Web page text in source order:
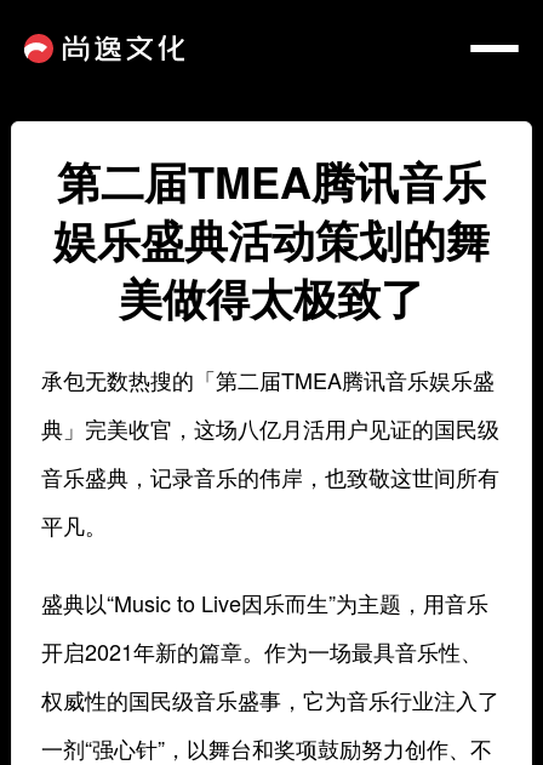
第二届TMEA腾讯音乐
娱乐盛典活动策划的舞
美做得太极致了
承包无数热搜的「第二届TMEA腾讯音乐娱乐盛
典」完美收官，这场八亿月活用户见证的国民级
音乐盛典，记录音乐的伟岸，也致敬这世间所有
平凡。
盛典以“Music to Live因乐而生”为主题，用音乐
开启2021年新的篇章。作为一场最具音乐性、
权威性的国民级音乐盛事，它为音乐行业注入了
一剂“强心针”，以舞台和奖项鼓励努力创作、不